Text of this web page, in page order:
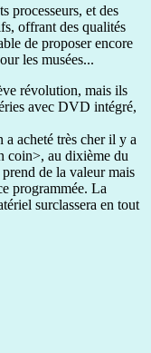
processeurs, et des
offrant des qualités
de proposer encore
les musées...
révolution, mais ils
avec DVD intégré,
a acheté très cher il y a
coin>, au dixième du
de la valeur mais
programmée. La
surclassera en tout